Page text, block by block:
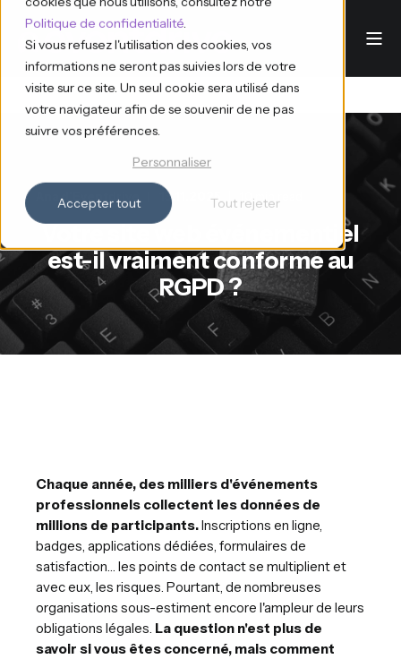
Politique de confidentialité.
Si vous refusez l'utilisation des cookies, vos
informations ne seront pas suivies lors de votre
visite sur ce site. Un seul cookie sera utilisé dans
votre navigateur afin de se souvenir de ne pas
suivre vos préférences.
Personnaliser
Accepter tout Tout rejeter
Ana d'Eventdrive 13.11.2025 10 min read
Votre site web événementiel
est-il vraiment conforme au
RGPD ?
Chaque année, des milliers d'événements
professionnels collectent les données de
millions de participants.Inscriptions en ligne,
badges, applications dédiées, formulaires de
satisfaction… les points de contact se multiplient et
avec eux, les risques. Pourtant, de nombreuses
organisations sous-estiment encore l'ampleur de leurs
obligations légales. La question n'est plus de
savoir si vous êtes concerné, mais comment